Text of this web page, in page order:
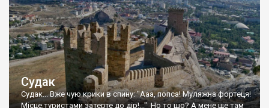
Судак
Судак... Вже чую крики в спину: "Ааа, попса! Муляжна фортеця!
Місце,туристами затерте до дір!..." Но то шо? А мене ще там